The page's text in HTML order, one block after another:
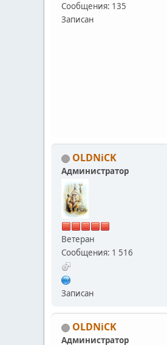
Сообщения: 135
Записан
OLDNiCK
Администратор
Ветеран
Сообщения: 1 516
Записан
OLDNiCK
Администратор